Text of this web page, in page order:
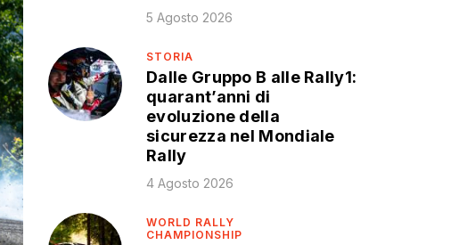
5 Agosto 2026
STORIA
Dalle Gruppo B alle Rally1:
quarant’anni di
evoluzione della
sicurezza nel Mondiale
Rally
4 Agosto 2026
WORLD RALLY
CHAMPIONSHIP